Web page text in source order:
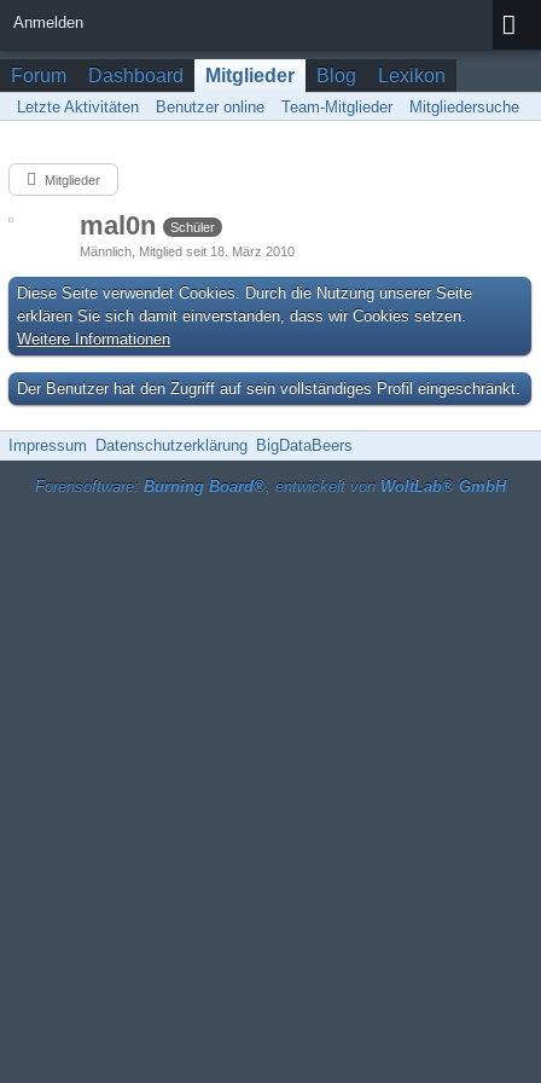
Anmelden
Forum Dashboard Mitglieder Blog Lexikon
Letzte Aktivitäten Benutzer online Team-Mitglieder Mitgliedersuche
Mitglieder
mal0n
Schüler
Männlich Mitglied seit 18. März 2010
Diese Seite verwendet Cookies. Durch die Nutzung unserer Seite
erklären Sie sich damit einverstanden, dass wir Cookies setzen.
Weitere Informationen
Der Benutzer hat den Zugriff auf sein vollständiges Profil eingeschränkt.
Impressum Datenschutzerklärung BigDataBeers
Forensoftware: Burning Board®, entwickelt von WoltLab® GmbH